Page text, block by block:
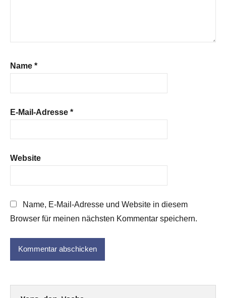
Name *
E-Mail-Adresse *
Website
Name, E-Mail-Adresse und Website in diesem
Browser für meinen nächsten Kommentar speichern.